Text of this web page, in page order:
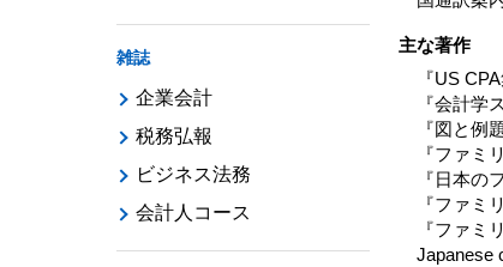
主な著作
『US
『会計学
『図と例
『ファミ
『日本の
『ファミ
『ファミ
Japanese
雑誌
企業会計
税務弘報
ビジネス法務
会計人コース